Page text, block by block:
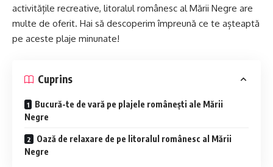
activitățile recreative, litoralul românesc al Mării Negre are
multe de oferit. Hai să descoperim împreună ce te așteaptă
pe aceste plaje minunate!
Cuprins
Bucură-te de vară pe plajele românești ale Mării
Negre
Oază de relaxare de pe litoralul românesc al Mării
Negre